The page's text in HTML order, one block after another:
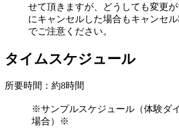
せて頂きますが、どうしても変更
にキャンセルした場合もキャンセ
でご注意ください。
タイムスケジュール
所要時間：約8時間
※サンプルスケジュール（体験ダ
場合）※